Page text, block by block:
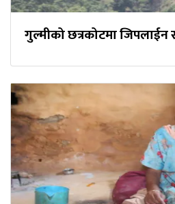
गुल्मीको छत्रकोटमा जिपलाईन